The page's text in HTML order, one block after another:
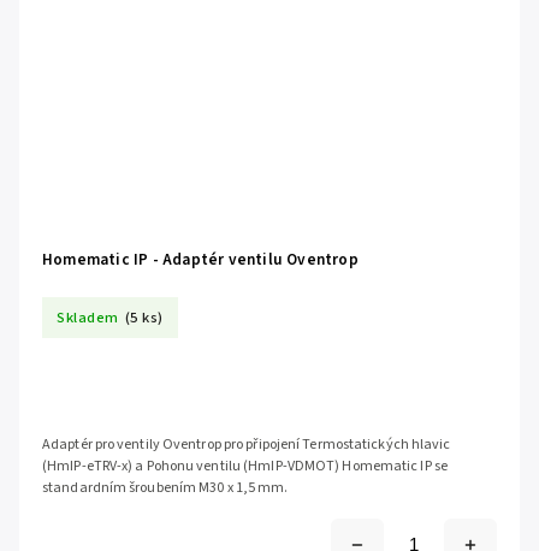
Homematic IP - Adaptér ventilu Oventrop
Skladem (5 ks)
Adaptér pro ventily Oventrop pro připojení Termostatických hlavic
(HmIP-eTRV-x) a Pohonu ventilu (HmIP-VDMOT) Homematic IP se
standardním šroubením M30 x 1,5 mm.